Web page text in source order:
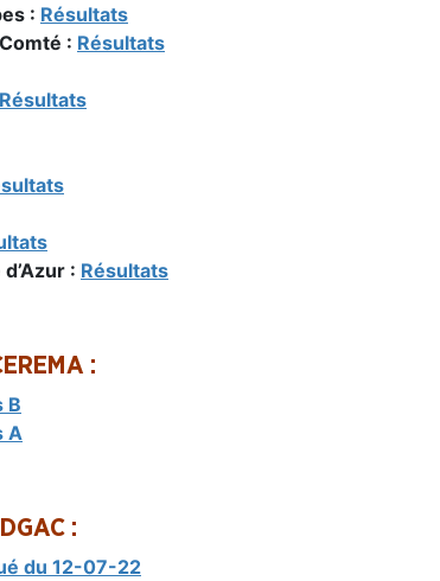
: Résultats
: Résultats
Résultats
: Résultats
:
B
A
:
du 12-07-22